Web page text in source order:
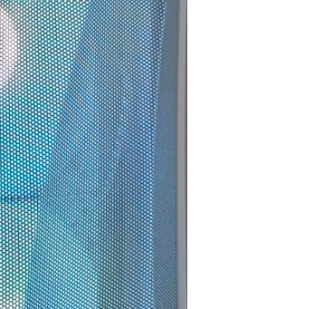
買い替えたい
オススメで
ットアップ、
購入、電話で
ービスなどと
十までおまか
は向かないと
換えることが
のお店を利用
こちらでのリピ買いやアッ
プグレードされてる方も多
いみたいなので私も次回も
こちらで購入しようと思っ
ています
総合的にとても満足できる
お買い物でした